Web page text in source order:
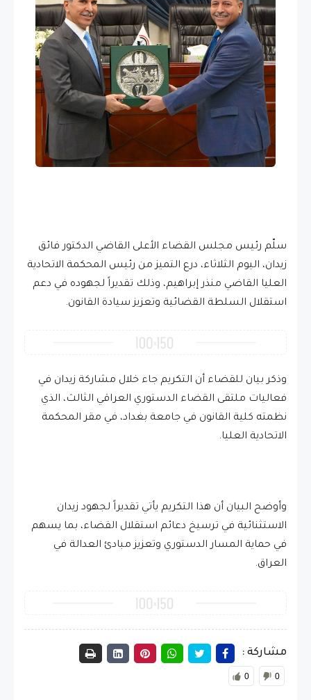
سلّم رئيس مجلس القضاء الأعلى القاضي الدكتور فائق
زيدان، اليوم الثلاثاء، درع التميز من رئيس المحكمة الاتحادية
العليا القاضي منذر إبراهيم، وذلك تقديراً لجهوده في دعم
استقلال السلطة القضائية وتعزيز سيادة القانون.
وذكر بيان للقضاء أن التكريم جاء خلال مشاركة زيدان في
فعاليات ملتقى القضاء الدستوري العراقي الثالث، الذي
نظمته كلية القانون في جامعة بغداد، في مقر المحكمة
الاتحادية العليا.
وأوضح البيان أن هذا التكريم يأتي تقديراً لجهود زيدان
الاستثنائية في ترسيخ دعائم استقلال القضاء، بما يسهم
في حماية المسار الدستوري وتعزيز مبادئ العدالة في
العراق.
مشاركة :
0 0